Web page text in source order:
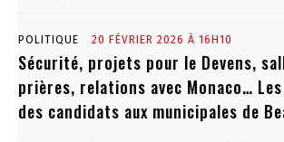
POLITIQUE 20 FÉVRIER 2026 À 16H10
Sécurité, projets pour le Devens,
prières, relations avec Monaco…
des candidats aux municipales de